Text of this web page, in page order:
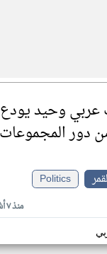
وحيد يودع
Politics
منذ ٧ أشهر